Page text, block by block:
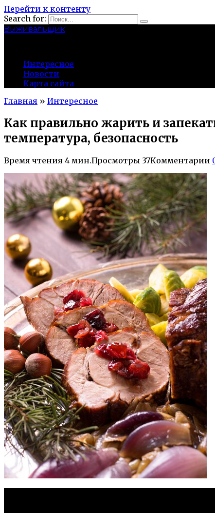
Перейти к контенту
Search for:
Выживальщик
Интересное
Новости
Карта сайта
Главная » Интересное
Как правильно жарить и
температура, безопасность
Время чтения 4 мин.Просмотры 37Комментарии